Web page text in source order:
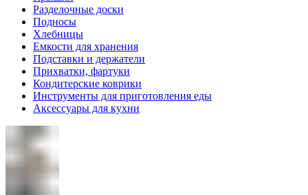
Разделочные доски
Подносы
Хлебницы
Емкости для хранения
Подставки и держатели
Прихватки, фартуки
Кондитерские коврики
Инструменты для приготовления еды
Аксессуары для кухни